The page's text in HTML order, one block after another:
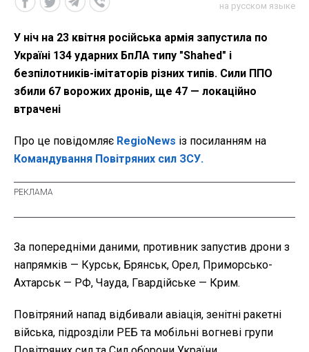
на русском языке
У ніч на 23 квітня російська армія запустила по
Україні 134 ударних БпЛА типу "Shahed" і
безпілотників-імітаторів різних типів. Сили ППО
збили 67 ворожих дронів, ще 47 — локаційно
втрачені
Про це повідомляє RegioNews із посиланням на
Командування Повітряних сил ЗСУ.
За попередніми даними, противник запустив дрони з
напрямків — Курськ, Брянськ, Орел, Приморсько-
Ахтарськ — РФ, Чауда, Гвардійське — Крим.
Повітряний напад відбивали авіація, зенітні ракетні
війська, підрозділи РЕБ та мобільні вогневі групи